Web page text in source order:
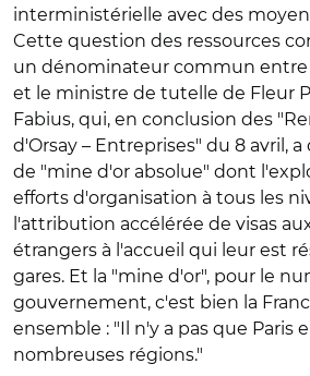
interministérielle avec des
Cette question des ressources
un dénominateur commun entre
et le ministre de tutelle de Fleur
Fabius, qui, en conclusion des
d'Orsay – Entreprises" du 8 avril,
de "mine d'or absolue" dont
efforts d'organisation à tous les
l'attribution accélérée de visas
étrangers à l'accueil qui leur est
gares. Et la "mine d'or", pour le
gouvernement, c'est bien la
ensemble : "Il n'y a pas que Paris
nombreuses régions."